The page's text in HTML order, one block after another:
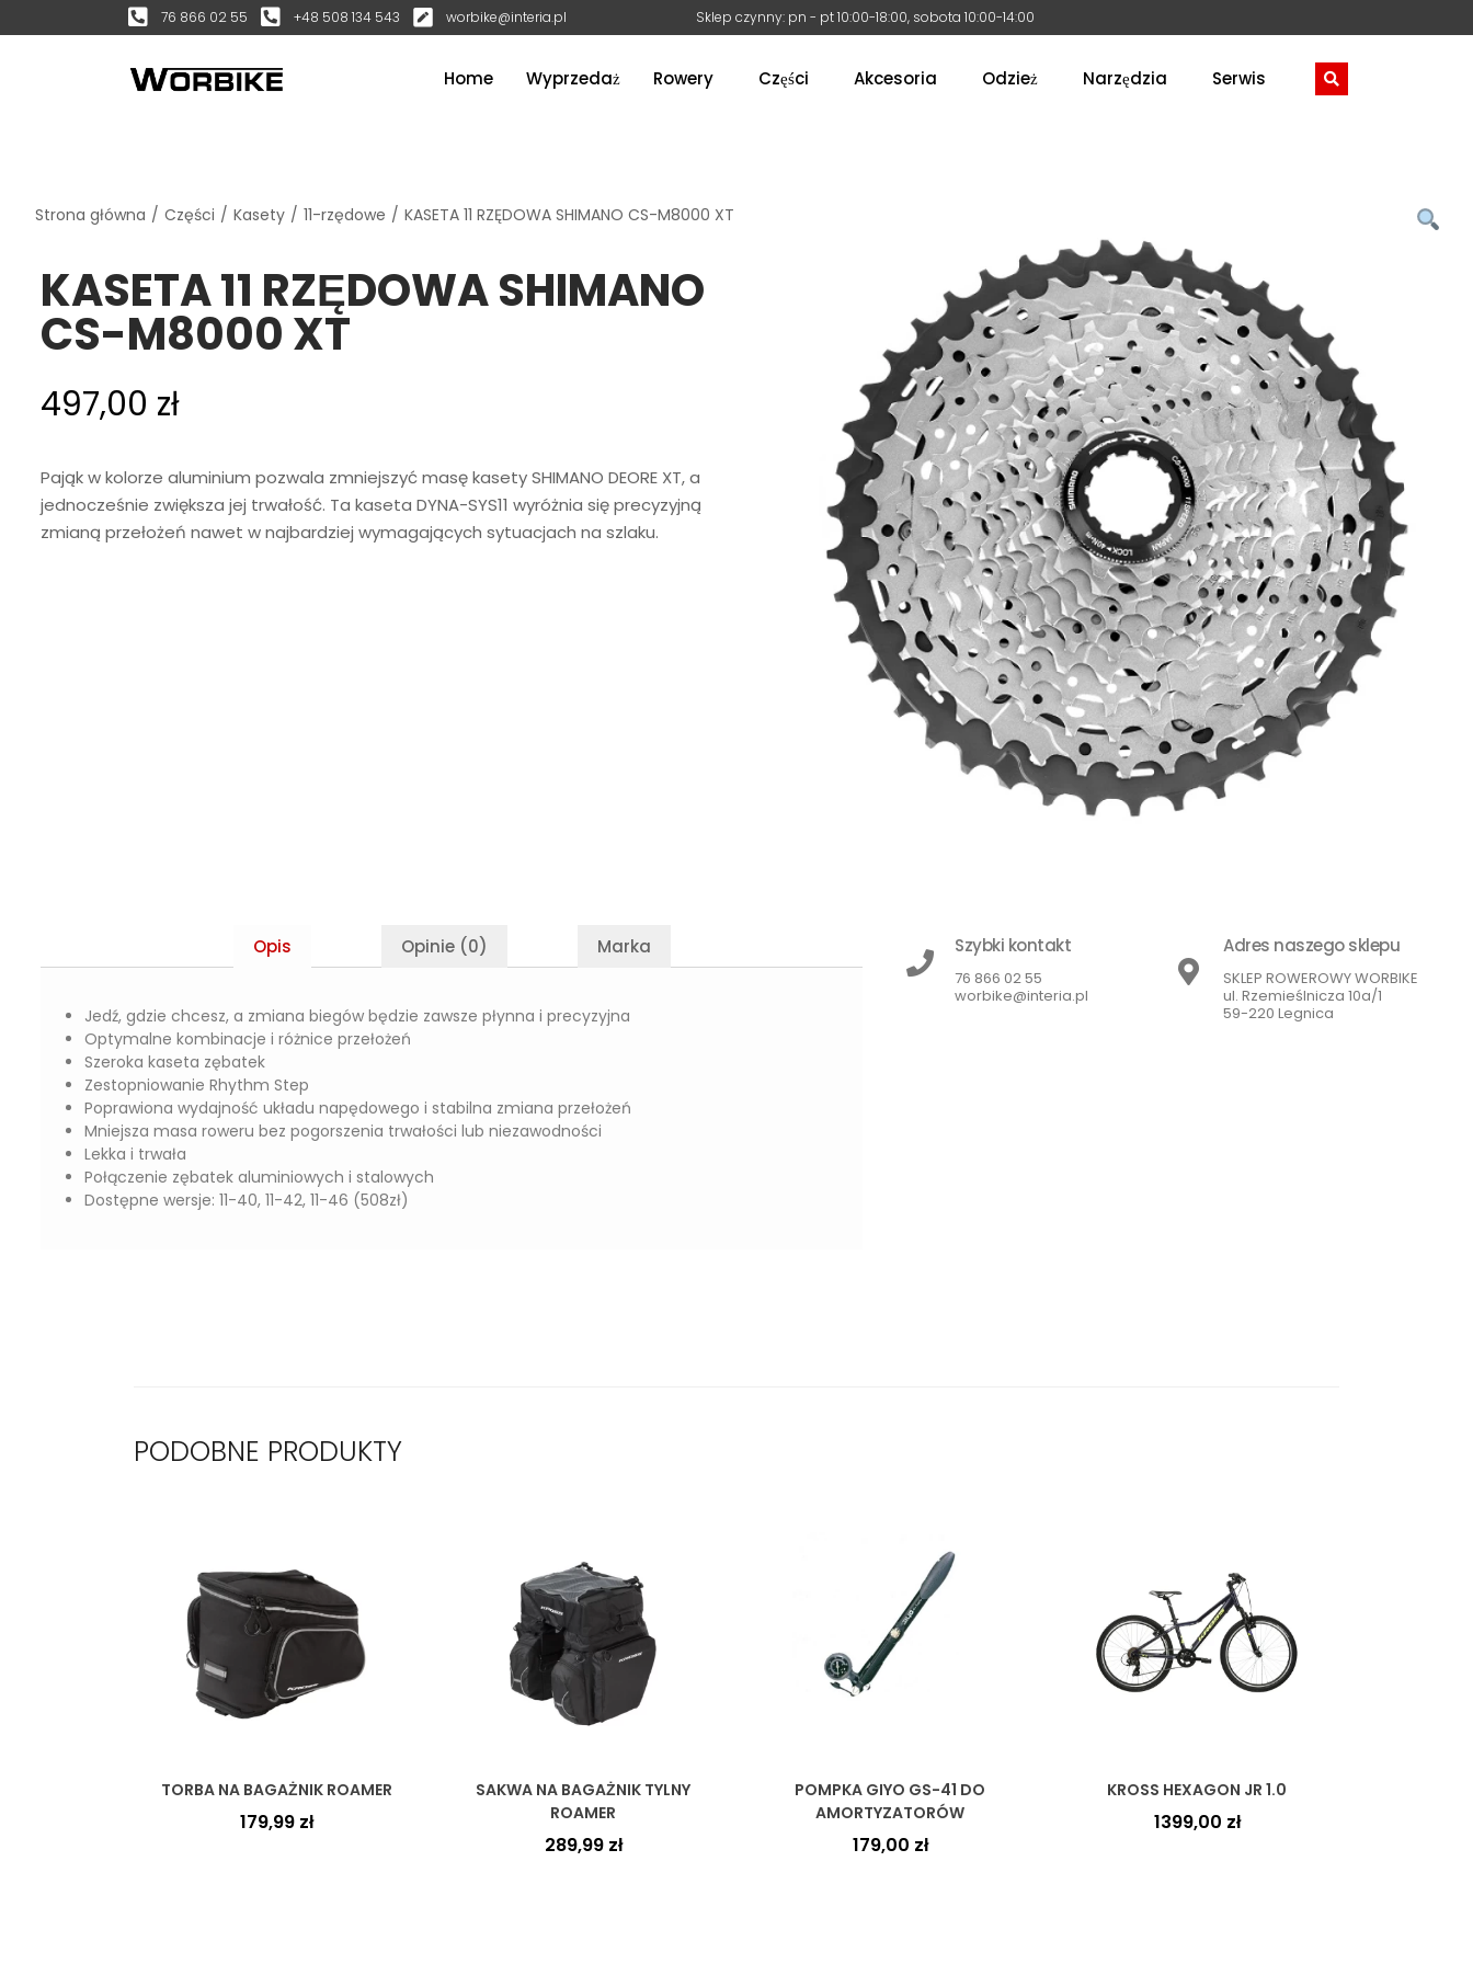
76 866 02 55 +48 508 134 543 worbike@interia.pl Sklep czynny: pn - pt 10:00-18:00, sobota 10:00-14:00
Home Wyprzedaż Rowery Części Akcesoria Odzież Narzędzia Serwis
Strona główna / Części / Kasety / 11-rzędowe / KASETA 11 RZĘDOWA SHIMANO CS-M8000 XT
KASETA 11 RZĘDOWA SHIMANO
CS-M8000 XT
497,00 zł
Pająk w kolorze aluminium pozwala zmniejszyć masę kasety SHIMANO DEORE XT, a
jednocześnie zwiększa jej trwałość. Ta kaseta DYNA-SYS11 wyróżnia się precyzyjną
zmianą przełożeń nawet w najbardziej wymagających sytuacjach na szlaku.
Opis Opinie (0) Marka
Jedź, gdzie chcesz, a zmiana biegów będzie zawsze płynna i precyzyjna
Optymalne kombinacje i różnice przełożeń
Szeroka kaseta zębatek
Zestopniowanie Rhythm Step
Poprawiona wydajność układu napędowego i stabilna zmiana przełożeń
Mniejsza masa roweru bez pogorszenia trwałości lub niezawodności
Lekka i trwała
Połączenie zębatek aluminiowych i stalowych
Dostępne wersje: 11-40, 11-42, 11-46 (508zł)
Szybki kontakt
76 866 02 55
worbike@interia.pl
Adres naszego sklepu
SKLEP ROWEROWY WORBIKE
ul. Rzemieślnicza 10a/1
59-220 Legnica
PODOBNE PRODUKTY
TORBA NA BAGAŻNIK ROAMER
179,99 zł
SAKWA NA BAGAŻNIK TYLNY
ROAMER
289,99 zł
POMPKA GIYO GS-41 DO
AMORTYZATORÓW
179,00 zł
KROSS HEXAGON JR 1.0
1399,00 zł